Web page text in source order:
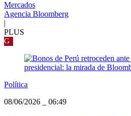
Mercados
Agencia Bloomberg
|
PLUS
G
Política
08/06/2026
06:49